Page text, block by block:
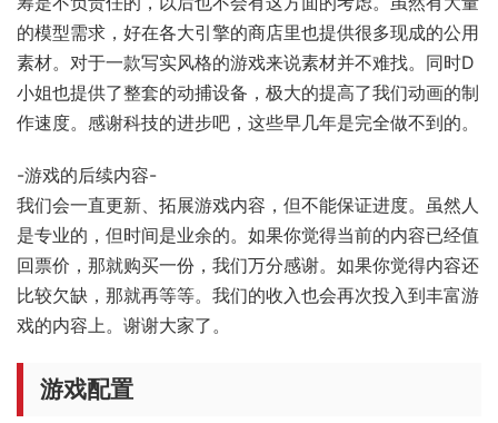
的模型需求，好在各大引擎的商店里也提供很多现成的公用
素材。对于一款写实风格的游戏来说素材并不难找。同时D
小姐也提供了整套的动捕设备，极大的提高了我们动画的制
作速度。感谢科技的进步吧，这些早几年是完全做不到的。
-游戏的后续内容-
我们会一直更新、拓展游戏内容，但不能保证进度。虽然人
是专业的，但时间是业余的。如果你觉得当前的内容已经值
回票价，那就购买一份，我们万分感谢。如果你觉得内容还
比较欠缺，那就再等等。我们的收入也会再次投入到丰富游
戏的内容上。谢谢大家了。
游戏配置